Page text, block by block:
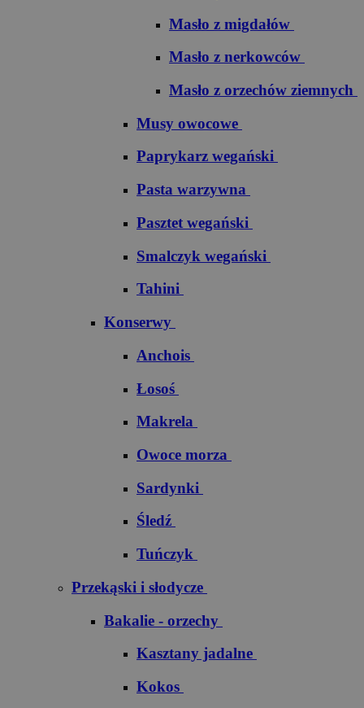
Masło z migdałów
Masło z nerkowców
Masło z orzechów ziemnych
Musy owocowe
Paprykarz wegański
Pasta warzywna
Pasztet wegański
Smalczyk wegański
Tahini
Konserwy
Anchois
Łosoś
Makrela
Owoce morza
Sardynki
Śledź
Tuńczyk
Przekąski i słodycze
Bakalie - orzechy
Kasztany jadalne
Kokos